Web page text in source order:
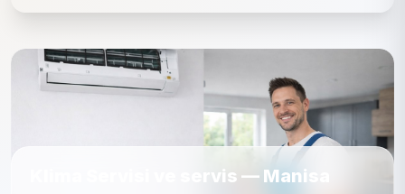
Klima Servisi ve servis — Manisa